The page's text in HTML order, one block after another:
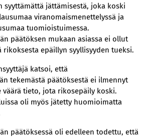
syyttämättä jättämisestä, joka koski
viranomaismenettelyssä ja
tuomioistuimessa.
päätöksen mukaan asiassa ei ollut
epäillyn syyllisyyden tueksi.
katsoi, että
tekemästä päätöksestä ei ilmennyt
väärä tieto, jota rikosepäily koski.
oli myös jätetty huomioimatta
päätöksessä oli edelleen todettu, että